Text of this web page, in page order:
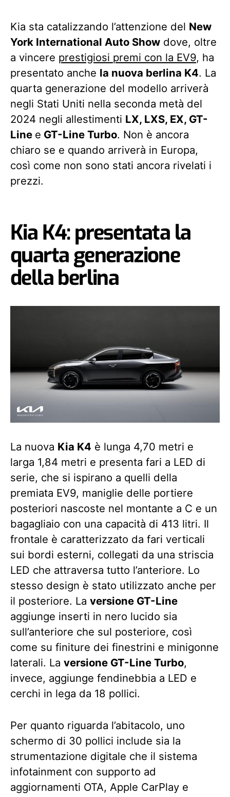
Kia sta catalizzando l’attenzione del New
York International Auto Show dove, oltre
a vincere prestigiosi premi con la EV9, ha
presentato anche la nuova berlina K4. La
quarta generazione del modello arriverà
negli Stati Uniti nella seconda metà del
2024 negli allestimenti LX, LXS, EX, GT-
Line e GT-Line Turbo. Non è ancora
chiaro se e quando arriverà in Europa,
così come non sono stati ancora rivelati i
prezzi.
Kia K4: presentata la
quarta generazione
della berlina
La nuova Kia K4 è lunga 4,70 metri e
larga 1,84 metri e presenta fari a LED di
serie, che si ispirano a quelli della
premiata EV9, maniglie delle portiere
posteriori nascoste nel montante a C e un
bagagliaio con una capacità di 413 litri. Il
frontale è caratterizzato da fari verticali
sui bordi esterni, collegati da una striscia
LED che attraversa tutto l’anteriore. Lo
stesso design è stato utilizzato anche per
il posteriore. La versione GT-Line
aggiunge inserti in nero lucido sia
sull’anteriore che sul posteriore, così
come su finiture dei finestrini e minigonne
laterali. La versione GT-Line Turbo,
invece, aggiunge fendinebbia a LED e
cerchi in lega da 18 pollici.
Per quanto riguarda l’abitacolo, uno
schermo di 30 pollici include sia la
strumentazione digitale che il sistema
infotainment con supporto ad
aggiornamenti OTA, Apple CarPlay e